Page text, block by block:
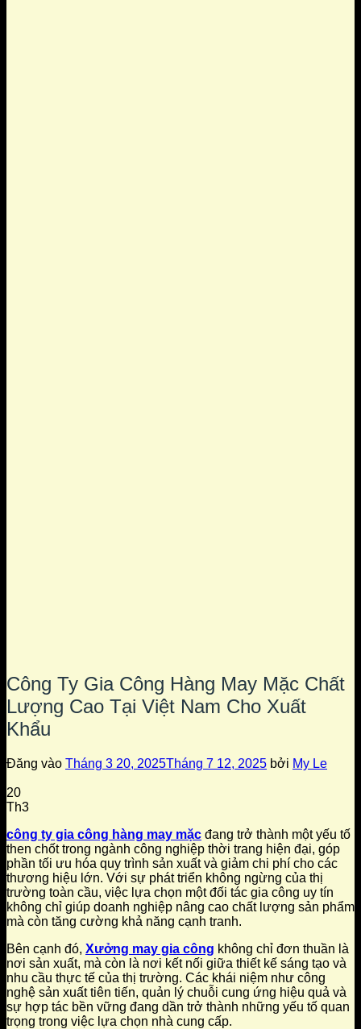
Công Ty Gia Công Hàng May Mặc Chất
Lượng Cao Tại Việt Nam Cho Xuất
Khẩu
Đăng vào Tháng 3 20, 2025Tháng 7 12, 2025 bởi My Le
20
Th3
công ty gia công hàng may mặc đang trở thành một yếu tố
then chốt trong ngành công nghiệp thời trang hiện đại, góp
phần tối ưu hóa quy trình sản xuất và giảm chi phí cho các
thương hiệu lớn. Với sự phát triển không ngừng của thị
trường toàn cầu, việc lựa chọn một đối tác gia công uy tín
không chỉ giúp doanh nghiệp nâng cao chất lượng sản phẩm
mà còn tăng cường khả năng cạnh tranh.
Bên cạnh đó, Xưởng may gia công không chỉ đơn thuần là
nơi sản xuất, mà còn là nơi kết nối giữa thiết kế sáng tạo và
nhu cầu thực tế của thị trường. Các khái niệm như công
nghệ sản xuất tiên tiến, quản lý chuỗi cung ứng hiệu quả và
sự hợp tác bền vững đang dần trở thành những yếu tố quan
trọng trong việc lựa chọn nhà cung cấp.